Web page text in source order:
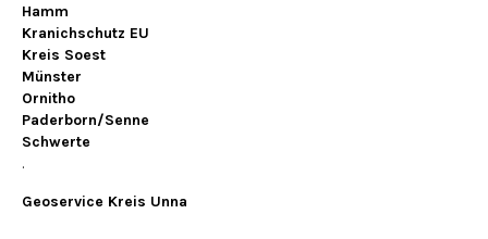
Hamm
Kranichschutz EU
Kreis Soest
Münster
Ornitho
Paderborn/Senne
Schwerte
.
Geoservice Kreis Unna